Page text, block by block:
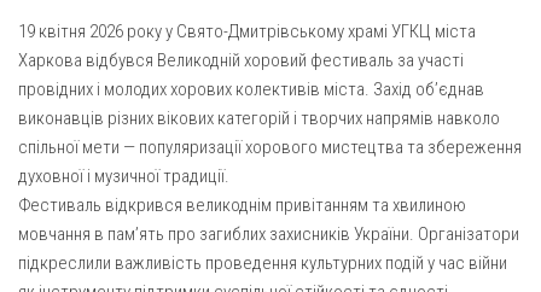
Покрови Пресвятої Богородиці (с. Вільча)
Преображенська парафія (м. Лозова)
Парафія Благовіщення Пресвятої Богородиці (смт
Золочів)
Парафія Різдва Пресвятої Богородиці м. Берестин
(Красноград)
Парохії Полтавської області
Надруковані числа
Молитви
Галерея
Рух pro-life
19 квітня 2026 року у Свято-Дмитрівському храмі УГКЦ міста
Харкова відбувся Великодній хоровий фестиваль за участі
провідних і молодих хорових колективів міста. Захід об’єднав
виконавців різних вікових категорій і творчих напрямів навколо
спільної мети — популяризації хорового мистецтва та збереження
духовної і музичної традиції.
Фестиваль відкрився великоднім привітанням та хвилиною
мовчання в пам’ять про загиблих захисників України. Організатори
підкреслили важливість проведення культурних подій у час війни